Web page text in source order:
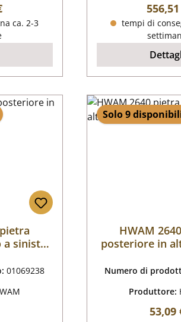
ca. 2-3
Prezzo
tempi di
sinistra
01069238
Solo 9
HWAM
posteriore in
Numero di
Produttore:
53,09